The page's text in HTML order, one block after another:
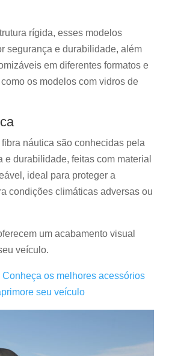
rígida, esses modelos
segurança e durabilidade, além
em diferentes formatos e
os modelos com vidros de
náutica são conhecidas pela
e durabilidade, feitas com material
ideal para proteger a
condições climáticas adversas ou
um acabamento visual
veículo.
Conheça os melhores acessórios
seu veículo